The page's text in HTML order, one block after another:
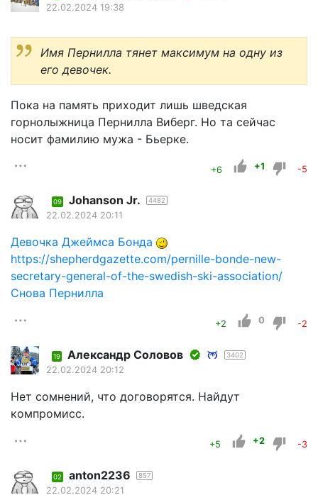
22.02.2024 19:38
Имя Пернилла тянет максимум на одну из
его девочек.
Пока на память приходит лишь шведская
горнолыжница Пернилла Виберг. Но та сейчас
носит фамилию мужа - Бьерке.
+6 +1 -5
09 Johanson Jr. 4482
22.02.2024 20:11
Девочка Джеймса Бонда
https://shepherdgazette.com/pernille-bonde-new-
secretary-general-of-the-swedish-ski-association/
Снова Пернилла
+2 0 -2
19 Александр Соловов 3402
22.02.2024 20:12
Нет сомнений, что договорятся. Найдут
компромисс.
+5 +2 -3
02 anton2236 857
22.02.2024 20:21